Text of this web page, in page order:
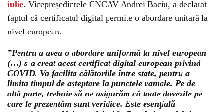
iulie. Vicepreședintele CNCAV Andrei Baciu, a declarat
faptul că certificatul digital permite o abordare unitară la
nivel european.
”Pentru a avea o abordare uniformă la nivel european
(…) s-a creat acest certificat digital european privind
COVID. Va facilita călătoriile între state, pentru a
limita timpul de aşteptare la punctele vamale. Pe de
altă parte, trebuie să ne asigurăm că toate dovezile pe
care le prezentăm sunt veridice. Este esenţială